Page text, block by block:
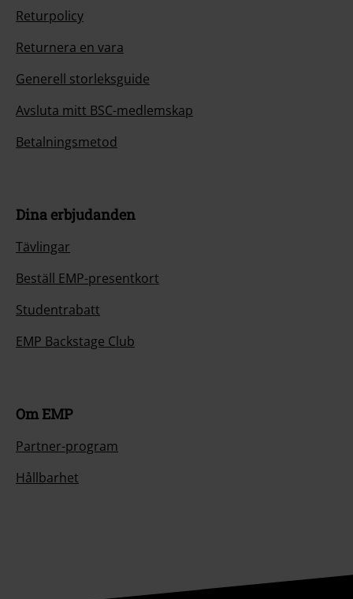
Returpolicy
Returnera en vara
Generell storleksguide
Avsluta mitt BSC-medlemskap
Betalningsmetod
Dina erbjudanden
Tävlingar
Beställ EMP-presentkort
Studentrabatt
EMP Backstage Club
Om EMP
Partner-program
Hållbarhet